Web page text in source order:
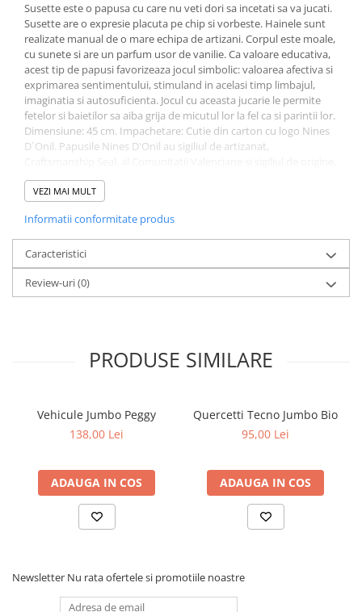
Susette este o papusa cu care nu veti dori sa incetati sa va jucati.
Susette are o expresie placuta pe chip si vorbeste. Hainele sunt
realizate manual de o mare echipa de artizani. Corpul este moale,
cu sunete si are un parfum usor de vanilie. Ca valoare educativa,
acest tip de papusi favorizeaza jocul simbolic: valoarea afectiva si
exprimarea sentimentului, stimuland in acelasi timp limbajul,
imaginatia si autosuficienta. Jocul cu aceasta jucarie le permite
fetelor si baietilor sa aiba grija de micutul lor la fel ca si parintii lor.
Dimensiune: 45 cm. Impachetare: Cutie din carton cu logo Nines
D`Onil. Papusile Nines D'Onil au sigiliul de artizanat,
Origin Seal, care acrediteaza traditia, autenticitatea, calitatea si
exclusivitatea papusilor. Din 2020, Nines D'Onil, face parte din
recunoaste brandul ca fiind 100% spaniol. Papusile sunt
sustinute de AIJU si respecta legislatia europeana privind
siguranta jucariilor.
VEZI MAI MULT
Informatii conformitate produs
Caracteristici
Review-uri(0)
PRODUSE SIMILARE
Vehicule Jumbo Peggy
138,00 Lei
ADAUGA IN COS
Quercetti Tecno Jumbo Bio
95,00 Lei
ADAUGA IN COS
Newsletter Nu rata ofertele si promotiile noastre